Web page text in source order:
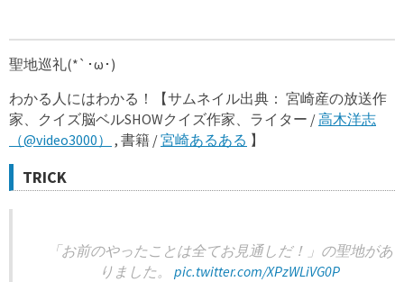
聖地巡礼(*`･ω･)ゞ
わかる人にはわかる！【サムネイル出典： 宮崎産の放送作
家、クイズ脳ベルSHOWクイズ作家、ライター /高木洋志
（@video3000）
, 書籍 /宮崎あるある 】
TRICK
「お前のやったことは全てお見通しだ！」の聖地があ
りました。 pic.twitter.com/XPzWLiVG0P